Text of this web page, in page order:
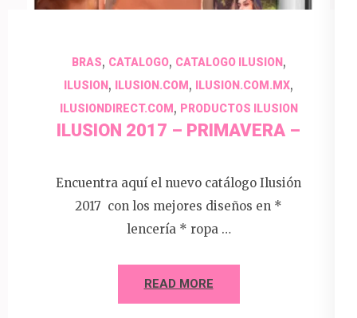
BRAS, CATALOGO, CATALOGO ILUSION,
ILUSION , ILUSION.COM , ILUSION.COM.MX,
ILUSIONDIRECT.COM , PRODUCTOS ILUSION
ILUSION 2017 – PRIMAVERA –
Encuentra aquí el nuevo catálogo Ilusión
2017 con los mejores diseños en *
lencería * ropa …
READ MORE